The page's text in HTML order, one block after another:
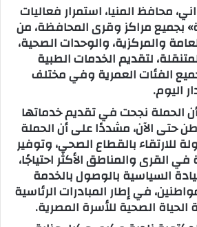
محافظ المنيا، استمرار فعاليات
صحة» بجميع مراكز وقرى المحافظة، من
والمركزية، والوحدات الصحية،
لتقديم الخدمات الطبية
الفئات العمرية وفي مختلف
اليوم.
الحملة نجحت في تقديم خدماتها
ألف مواطن حتى الآن، مشددًا على أن الحملة
للارتقاء بالقطاع الصحي، وتوفير
القرى والمناطق الأكثر احتياجًا،
السياسية بالوصول بالخدمة
في إطار المبادرات الرئاسية
الحياة الصحية للأسرة المصرية.